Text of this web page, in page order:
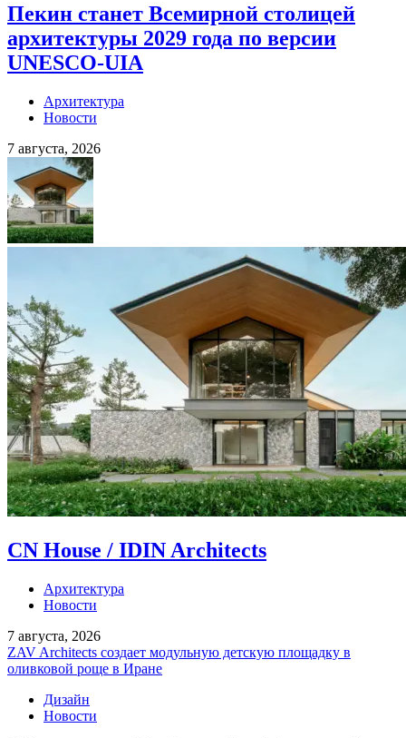
Пекин станет Всемирной столицей
архитектуры 2029 года по версии
UNESCO-UIA
Архитектура
Новости
7 августа, 2026
CN House / IDIN Architects
Архитектура
Новости
7 августа, 2026
ZAV Architects создает модульную детскую площадку в
оливковой роще в Иране
Дизайн
Новости